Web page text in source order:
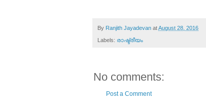
By Ranjith Jayadevan atAugust 28, 2016
Labels: രാഷ്ട്രീയം
No comments:
Post a Comment